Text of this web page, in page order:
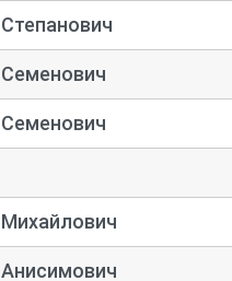
Степанович
Семенович
Семенович
Михайлович
Анисимович